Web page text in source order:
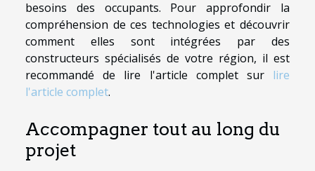
besoins des occupants. Pour approfondir la
compréhension de ces technologies et découvrir
comment elles sont intégrées par des
constructeurs spécialisés de votre région, il est
recommandé de lire l'article complet sur lire
l'article complet.
Accompagner tout au long du
projet